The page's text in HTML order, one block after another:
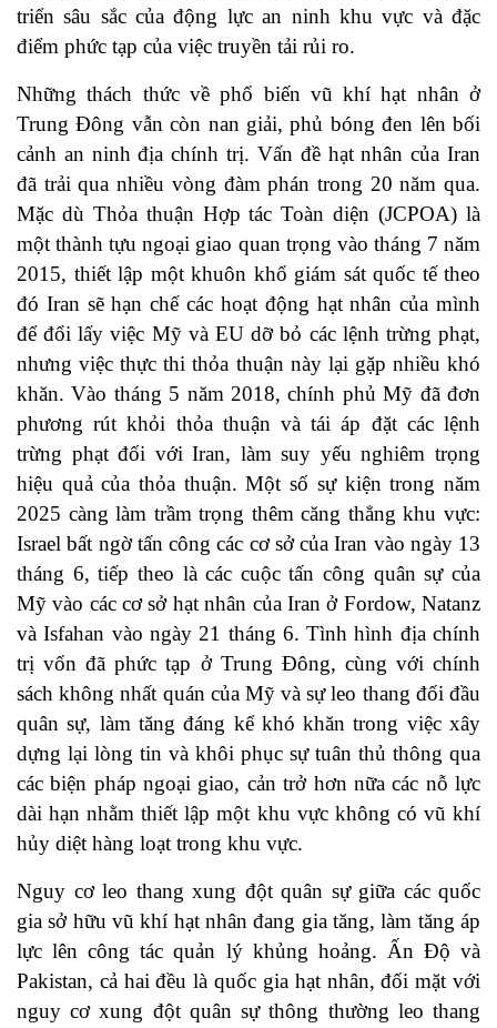
triển sâu sắc của động lực an ninh khu vực và đặc
điểm phức tạp của việc truyền tải rủi ro.
Những thách thức về phổ biến vũ khí hạt nhân ở
Trung Đông vẫn còn nan giải, phủ bóng đen lên bối
cảnh an ninh địa chính trị. Vấn đề hạt nhân của Iran
đã trải qua nhiều vòng đàm phán trong 20 năm qua.
Mặc dù Thỏa thuận Hợp tác Toàn diện (JCPOA) là
một thành tựu ngoại giao quan trọng vào tháng 7 năm
2015, thiết lập một khuôn khổ giám sát quốc tế theo
đó Iran sẽ hạn chế các hoạt động hạt nhân của mình
để đổi lấy việc Mỹ và EU dỡ bỏ các lệnh trừng phạt,
nhưng việc thực thi thỏa thuận này lại gặp nhiều khó
khăn. Vào tháng 5 năm 2018, chính phủ Mỹ đã đơn
phương rút khỏi thỏa thuận và tái áp đặt các lệnh
trừng phạt đối với Iran, làm suy yếu nghiêm trọng
hiệu quả của thỏa thuận. Một số sự kiện trong năm
2025 càng làm trầm trọng thêm căng thẳng khu vực:
Israel bất ngờ tấn công các cơ sở của Iran vào ngày 13
tháng 6, tiếp theo là các cuộc tấn công quân sự của
Mỹ vào các cơ sở hạt nhân của Iran ở Fordow, Natanz
và Isfahan vào ngày 21 tháng 6. Tình hình địa chính
trị vốn đã phức tạp ở Trung Đông, cùng với chính
sách không nhất quán của Mỹ và sự leo thang đối đầu
quân sự, làm tăng đáng kể khó khăn trong việc xây
dựng lại lòng tin và khôi phục sự tuân thủ thông qua
các biện pháp ngoại giao, cản trở hơn nữa các nỗ lực
dài hạn nhằm thiết lập một khu vực không có vũ khí
hủy diệt hàng loạt trong khu vực.
Nguy cơ leo thang xung đột quân sự giữa các quốc
gia sở hữu vũ khí hạt nhân đang gia tăng, làm tăng áp
lực lên công tác quản lý khủng hoảng. Ấn Độ và
Pakistan, cả hai đều là quốc gia hạt nhân, đối mặt với
nguy cơ xung đột quân sự thông thường leo thang